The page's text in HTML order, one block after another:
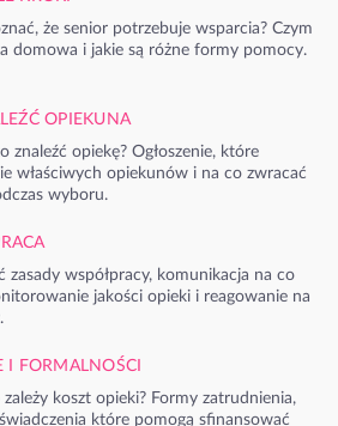
że senior potrzebuje wsparcia? Czym
domowa i jakie są różne formy pomocy.
OPIEKUNA
znaleźć opiekę? Ogłoszenie, które
właściwych opiekunów i na co zwracać
wyboru.
zasady współpracy, komunikacja na co
jakości opieki i reagowanie na
I FORMALNOŚCI
zależy koszt opieki? Formy zatrudnienia,
które pomogą sfinansować